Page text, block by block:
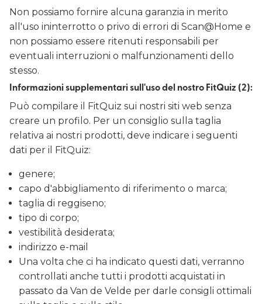
Non possiamo fornire alcuna garanzia in merito
all'uso ininterrotto o privo di errori di Scan@Home e
non possiamo essere ritenuti responsabili per
eventuali interruzioni o malfunzionamenti dello
stesso.
Informazioni supplementari sull'uso del nostro FitQuiz (2):
Può compilare il FitQuiz sui nostri siti web senza
creare un profilo. Per un consiglio sulla taglia
relativa ai nostri prodotti, deve indicare i seguenti
dati per il FitQuiz:
genere;
capo d'abbigliamento di riferimento o marca;
taglia di reggiseno;
tipo di corpo;
vestibilità desiderata;
indirizzo e-mail
Una volta che ci ha indicato questi dati, verranno
controllati anche tutti i prodotti acquistati in
passato da Van de Velde per darle consigli ottimali